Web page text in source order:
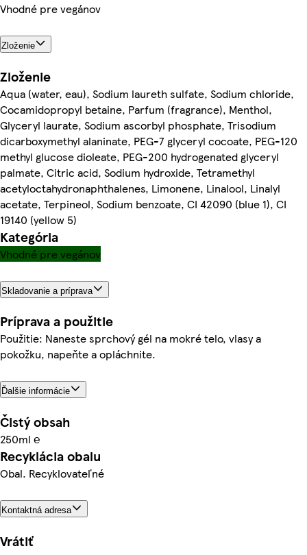
Vhodné pre vegánov
Zloženie
Zloženie
Aqua (water, eau), Sodium laureth sulfate, Sodium chloride,
Cocamidopropyl betaine, Parfum (fragrance), Menthol,
Glyceryl laurate, Sodium ascorbyl phosphate, Trisodium
dicarboxymethyl alaninate, PEG-7 glyceryl cocoate, PEG-120
methyl glucose dioleate, PEG-200 hydrogenated glyceryl
palmate, Citric acid, Sodium hydroxide, Tetramethyl
acetyloctahydronaphthalenes, Limonene, Linalool, Linalyl
acetate, Terpineol, Sodium benzoate, CI 42090 (blue 1), CI
19140 (yellow 5)
Kategória
Vhodné pre vegánov
Skladovanie a príprava
Príprava a použitie
Použitie: Naneste sprchový gél na mokré telo, vlasy a
pokožku, napeňte a opláchnite.
Ďalšie informácie
Čistý obsah
250ml ℮
Recyklácia obalu
Obal. Recyklovateľné
Kontaktná adresa
Vrátiť